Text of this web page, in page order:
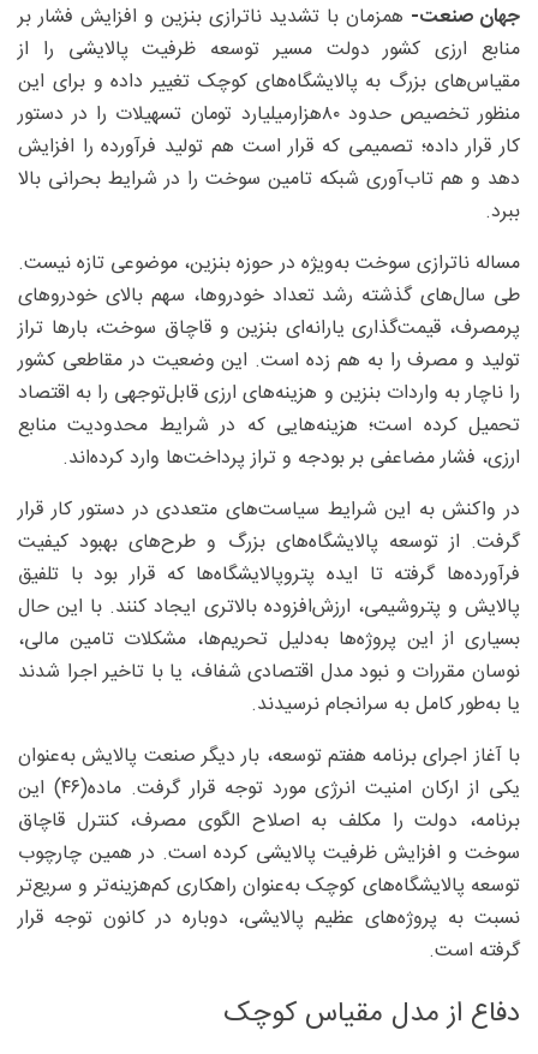
جهان صنعت- همزمان با تشدید ناترازی بنزین و افزایش فشار بر
منابع ارزی کشور دولت مسیر توسعه ظرفیت پالایشی را از
مقیاس‌های بزرگ به پالایشگاه‌های کوچک تغییر داده و برای این
منظور تخصیص حدود ۸۰‌هزار‌میلیارد تومان تسهیلات را در دستور
کار قرار داده؛ تصمیمی که قرار است هم تولید فرآورده را افزایش
دهد و هم تاب‌آوری شبکه تامین سوخت را در شرایط بحرانی بالا
ببرد.
مساله ناترازی سوخت به‌ویژه در حوزه بنزین، موضوعی تازه نیست.
طی سال‌های گذشته رشد تعداد خودروها، سهم بالای خودروهای
پرمصرف، قیمت‌گذاری یارانه‌ای بنزین و قاچاق سوخت، بارها تراز
تولید و مصرف را به هم زده است. این وضعیت در مقاطعی کشور
را ناچار به واردات بنزین و هزینه‌های ارزی قابل‌توجهی را به اقتصاد
تحمیل کرده است؛ هزینه‌هایی که در شرایط محدودیت منابع
ارزی، فشار مضاعفی بر بودجه و تراز پرداخت‌ها وارد کرده‌اند.
در واکنش به این شرایط سیاست‌های متعددی در دستور کار قرار
گرفت. از توسعه پالایشگاه‌های بزرگ و طرح‌های بهبود کیفیت
فرآورده‌ها گرفته تا ایده پتروپالایشگاه‌ها که قرار بود با تلفیق
پالایش و پتروشیمی، ارزش‌افزوده بالاتری ایجاد کنند. با این حال
بسیاری از این پروژه‌ها به‌دلیل تحریم‌ها، مشکلات تامین مالی،
نوسان مقررات و نبود مدل اقتصادی شفاف، یا با تاخیر اجرا شدند
یا به‌طور کامل به سرانجام نرسیدند.
با آغاز اجرای برنامه هفتم توسعه، بار دیگر صنعت پالایش به‌عنوان
یکی از ارکان امنیت انرژی مورد توجه قرار گرفت. ماده(۴۶) این
برنامه، دولت را مکلف به اصلاح الگوی مصرف، کنترل قاچاق
سوخت و افزایش ظرفیت پالایشی کرده است. در همین چارچوب
توسعه پالایشگاه‌های کوچک به‌عنوان راهکاری کم‌هزینه‌تر و سریع‌تر
نسبت به پروژه‌های عظیم پالایشی، دوباره در کانون توجه قرار
گرفته است.
دفاع از مدل مقیاس کوچک